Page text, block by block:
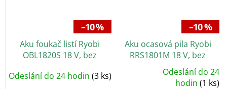
–10 %
Aku foukač listí Ryobi
OBL1820S 18 V, bez
Odeslání do 24 hodin (3 ks)
–10 %
Aku ocasová pila Ryobi
RRS1801M 18 V, bez
baterie
Odeslání do 24
hodin(1 ks)